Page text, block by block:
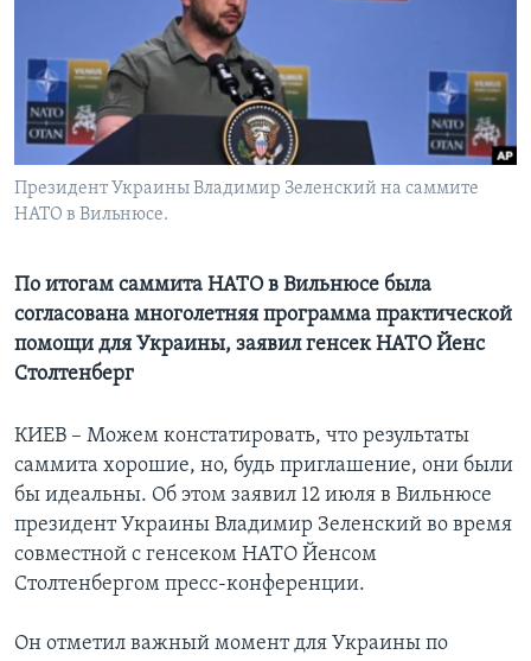
Learning English
СОЦИАЛЬНЫЕ СЕТИ
Языки
Президент Украины Владимир Зеленский на саммите
НАТО в Вильнюсе.
По итогам саммита НАТО в Вильнюсе была
согласована многолетняя программа практической
помощи для Украины, заявил генсек НАТО Йенс
Столтенберг
КИЕВ – Можем констатировать, что результаты
саммита хорошие, но, будь приглашение, они были
бы идеальны. Об этом заявил 12 июля в Вильнюсе
президент Украины Владимир Зеленский во время
совместной с генсеком НАТО Йенсом
Столтенбергом пресс-конференции.
Он отметил важный момент для Украины по